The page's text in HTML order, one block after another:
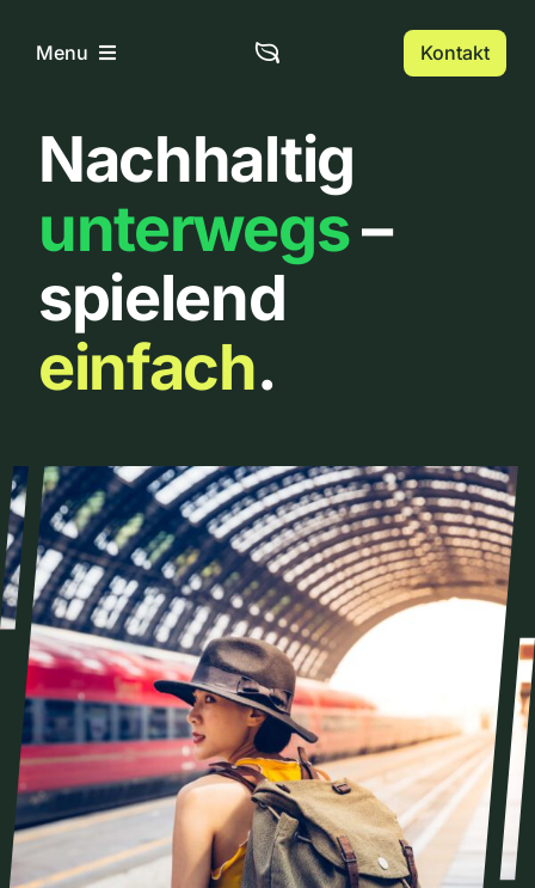
InhaltMenu
Home
Über uns
Urbanlist
Kontakt
Nachhaltig
unterwegs–
spielend
einfach.